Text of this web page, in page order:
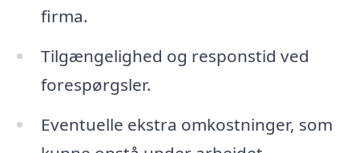
firma.
Tilgængelighed og responstid ved
forespørgsler.
Eventuelle ekstra omkostninger, som